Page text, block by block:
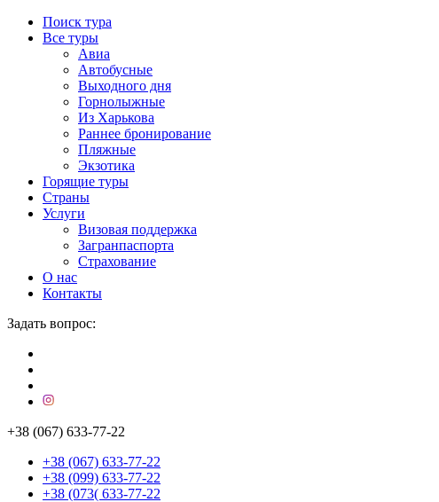
Поиск тура
Все туры
Авиа
Автобусные
Выходного дня
Горнолыжные
Из Харькова
Раннее бронирование
Пляжные
Экзотика
Горящие туры
Страны
Услуги
Визовая поддержка
Загранпаспорта
Страхование
О нас
Контакты
Задать вопрос:
+38 (067) 633-77-22
+38 (067) 633-77-22
+38 (099) 633-77-22
+38 (073( 633-77-22